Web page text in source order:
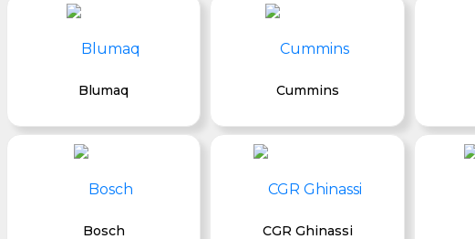
Blumaq Cummins
Bosch CGR Ghinassi